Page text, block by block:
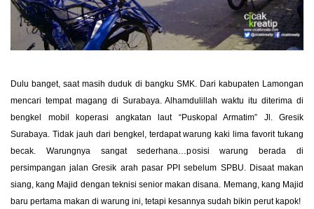
Dulu banget, saat masih duduk di bangku SMK. Dari kabupaten Lamongan
mencari tempat magang di Surabaya. Alhamdulillah waktu itu diterima di
bengkel mobil koperasi angkatan laut “Puskopal Armatim” Jl. Gresik
Surabaya. Tidak jauh dari bengkel, terdapat warung kaki lima favorit tukang
becak. Warungnya sangat sederhana…posisi warung berada di
persimpangan jalan Gresik arah pasar PPI sebelum SPBU. Disaat makan
siang, kang Majid dengan teknisi senior makan disana. Memang, kang Majid
baru pertama makan di warung ini, tetapi kesannya sudah bikin perut kapok!